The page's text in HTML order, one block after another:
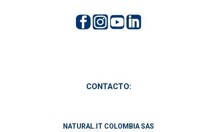
CONTACTO:
NATURAL.IT COLOMBIA SAS